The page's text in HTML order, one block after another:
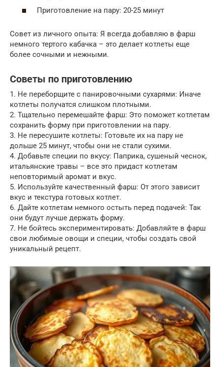
Приготовление на пару: 20-25 минут
Совет из личного опыта: Я всегда добавляю в фарш
немного тертого кабачка – это делает котлеты еще
более сочными и нежными.
Советы по приготовлению
1. Не переборщите с панировочными сухарями: Иначе
котлеты получатся слишком плотными.
2. Тщательно перемешайте фарш: Это поможет котлетам
сохранить форму при приготовлении на пару.
3. Не пересушите котлеты: Готовьте их на пару не
дольше 25 минут, чтобы они не стали сухими.
4. Добавьте специи по вкусу: Паприка, сушеный чеснок,
итальянские травы – все это придаст котлетам
неповторимый аромат и вкус.
5. Используйте качественный фарш: От этого зависит
вкус и текстура готовых котлет.
6. Дайте котлетам немного остыть перед подачей: Так
они будут лучше держать форму.
7. Не бойтесь экспериментировать: Добавляйте в фарш
свои любимые овощи и специи, чтобы создать свой
уникальный рецепт.